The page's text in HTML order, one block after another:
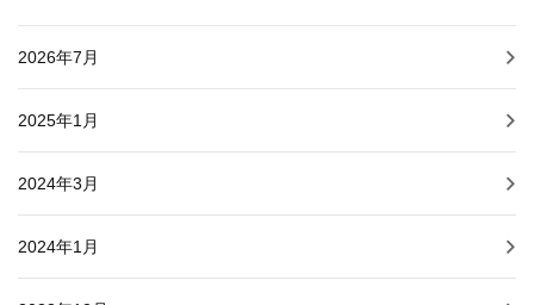
2026年7月
2025年1月
2024年3月
2024年1月